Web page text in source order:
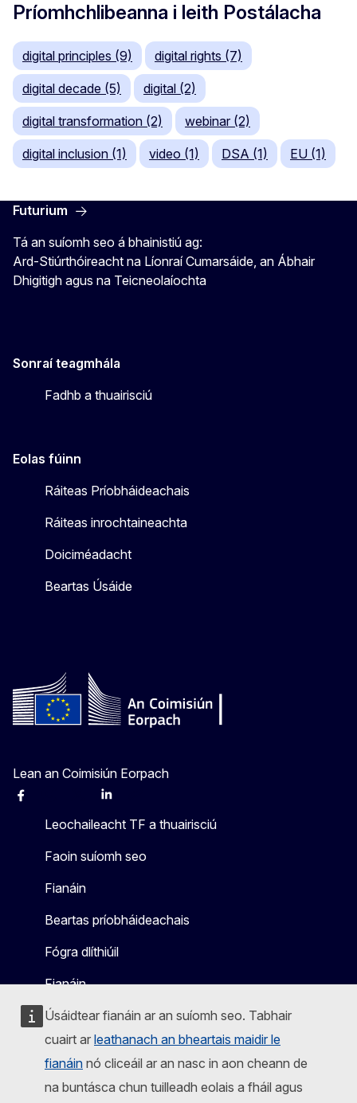
Úsáidtear fianáin ar an suíomh seo. Tabhair
cuairt ar leathanach an bheartais maidir le
fianáin nó cliceáil ar an nasc in aon cheann de
na buntásca chun tuilleadh eolais a fháil agus
Príomhchlibeanna i leith Postálacha
digital principles (9) digital rights (7)
digital decade (5) digital (2)
digital transformation (2) webinar (2)
digital inclusion (1) video (1) DSA (1) EU (1)
Futurium
Tá an suíomh seo á bhainistiú ag:
Ard-Stiúrthóireacht na Líonraí Cumarsáide, an Ábhair
Dhigitigh agus na Teicneolaíochta
Sonraí teagmhála
Fadhb a thuairisciú
Eolas fúinn
Ráiteas Príobháideachais
Ráiteas inrochtaineachta
Doiciméadacht
Beartas Úsáide
Lean an Coimisiún Eorpach
Facebook Linkedin
Leochaileacht TF a thuairisciú
Faoin suíomh seo
Fianáin
Beartas príobháideachais
Fógra dlíthiúil
Fianáin